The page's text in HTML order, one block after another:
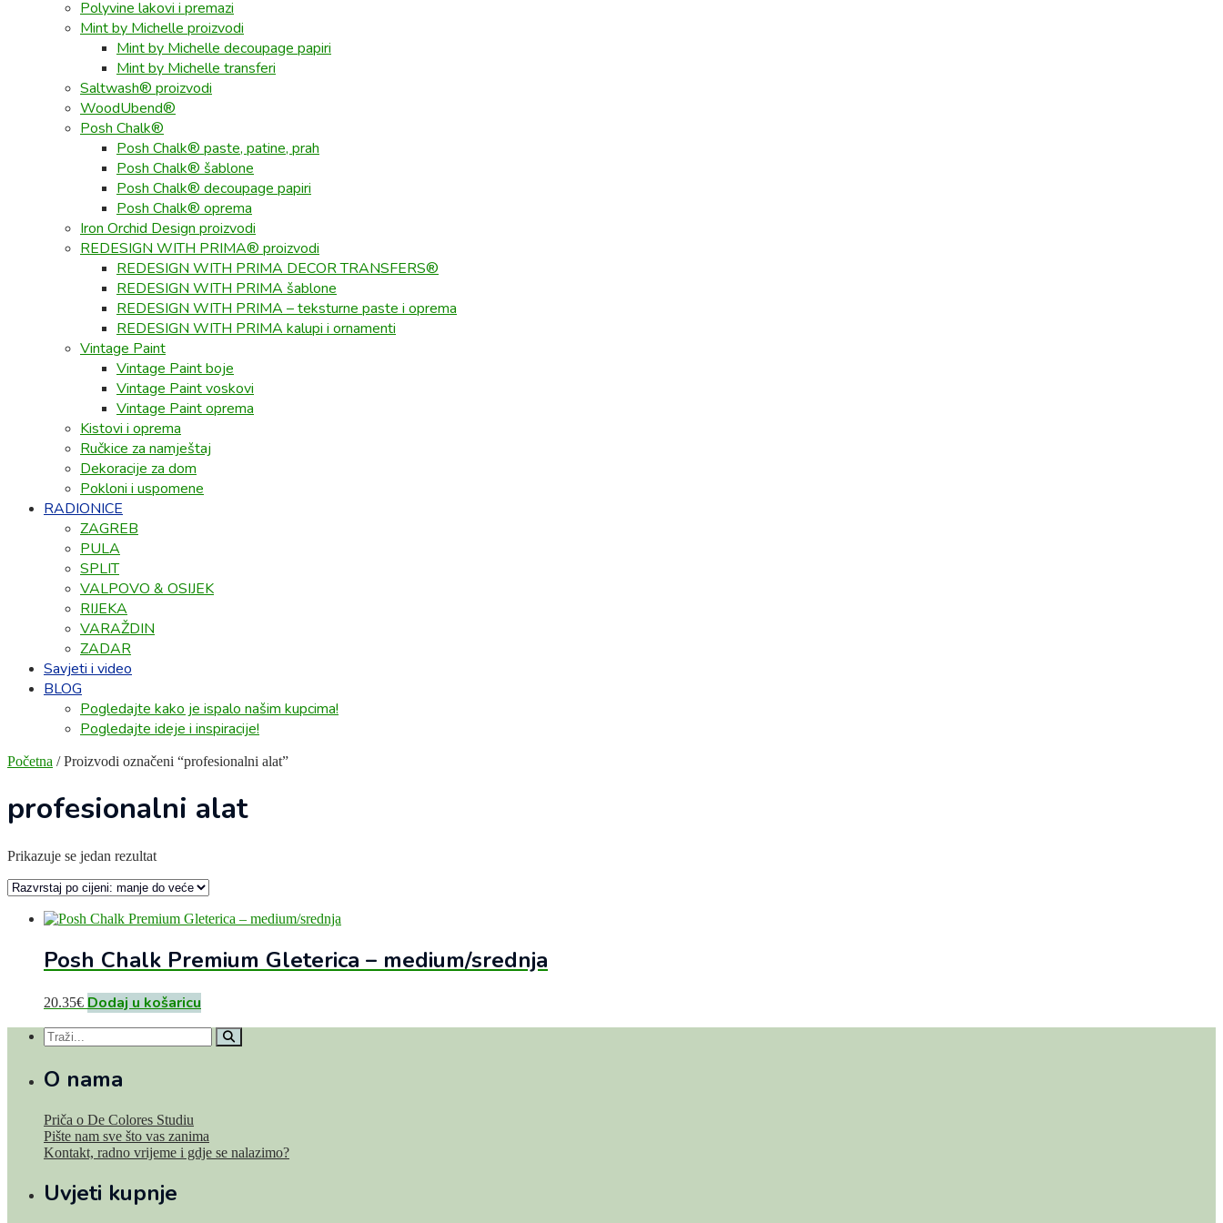
Polyvine lakovi i premazi
Mint by Michelle proizvodi
Mint by Michelle decoupage papiri
Mint by Michelle transferi
Saltwash® proizvodi
WoodUbend®
Posh Chalk®
Posh Chalk® paste, patine, prah
Posh Chalk® šablone
Posh Chalk® decoupage papiri
Posh Chalk® oprema
Iron Orchid Design proizvodi
REDESIGN WITH PRIMA® proizvodi
REDESIGN WITH PRIMA DECOR TRANSFERS®
REDESIGN WITH PRIMA šablone
REDESIGN WITH PRIMA – teksturne paste i oprema
REDESIGN WITH PRIMA kalupi i ornamenti
Vintage Paint
Vintage Paint boje
Vintage Paint voskovi
Vintage Paint oprema
Kistovi i oprema
Ručkice za namještaj
Dekoracije za dom
Pokloni i uspomene
RADIONICE
ZAGREB
PULA
SPLIT
VALPOVO & OSIJEK
RIJEKA
VARAŽDIN
ZADAR
Savjeti i video
BLOG
Pogledajte kako je ispalo našim kupcima!
Pogledajte ideje i inspiracije!
Početna / Proizvodi označeni “profesionalni alat”
profesionalni alat
Prikazuje se jedan rezultat
Posh Chalk Premium Gleterica – medium/srednja
20.35€ Dodaj u košaricu
O nama
Priča o De Colores Studiu
Pište nam sve što vas zanima
Kontakt, radno vrijeme i gdje se nalazimo?
Uvjeti kupnje